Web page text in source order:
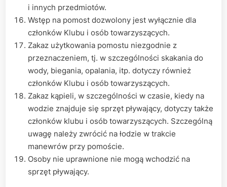
i innych przedmiotów.
Wstęp na pomost dozwolony jest wyłącznie dla
członków Klubu i osób towarzyszących.
Zakaz użytkowania pomostu niezgodnie z
przeznaczeniem, tj. w szczególności skakania do
wody, biegania, opalania, itp. dotyczy również
członków Klubu i osób towarzyszących.
Zakaz kąpieli, w szczególności w czasie, kiedy na
wodzie znajduje się sprzęt pływający, dotyczy także
członków klubu i osób towarzyszących. Szczególną
uwagę należy zwrócić na łodzie w trakcie
manewrów przy pomoście.
Osoby nie uprawnione nie mogą wchodzić na
sprzęt pływający.